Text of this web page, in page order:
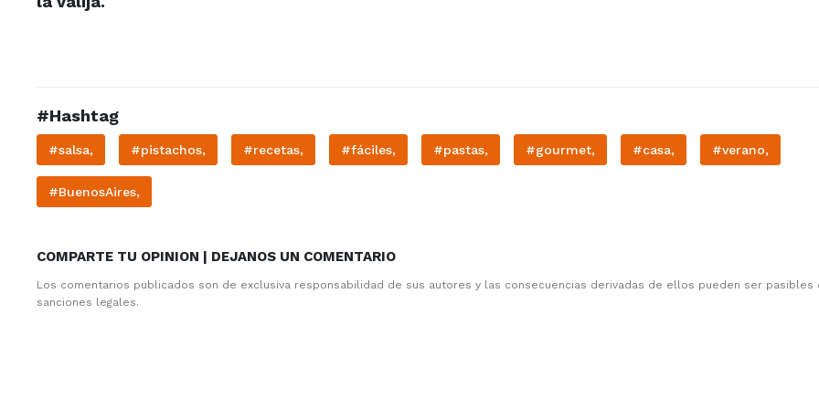
#Hashtag
#salsa, #pistachos, #recetas, #fáciles, #pastas, #gourmet, #casa, #verano,
#BuenosAires,
COMPARTE TU OPINION | DEJANOS UN COMENTARIO
Los comentarios publicados son de exclusiva responsabilidad de sus autores y las consecuencias derivadas de ellos pueden ser pasibles
sanciones legales.